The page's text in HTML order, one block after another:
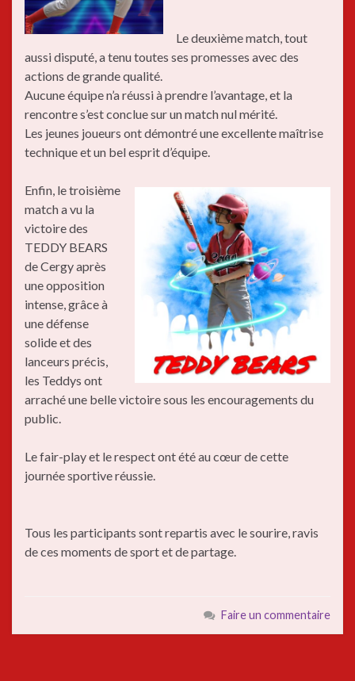
Le deuxième match, tout
aussi disputé, a tenu toutes ses promesses avec des
actions de grande qualité.
Aucune équipe n’a réussi à prendre l’avantage, et la
rencontre s’est conclue sur un match nul mérité.
Les jeunes joueurs ont démontré une excellente maîtrise
technique et un bel esprit d’équipe.
Enfin, le troisième
match a vu la
victoire des
TEDDY BEARS
de Cergy après
une opposition
intense, grâce à
une défense
solide et des
lanceurs précis,
les Teddys ont
arraché une belle victoire sous les encouragements du
public.
Le fair-play et le respect ont été au cœur de cette
journée sportive réussie.
Tous les participants sont repartis avec le sourire, ravis
de ces moments de sport et de partage.
Faire un commentaire